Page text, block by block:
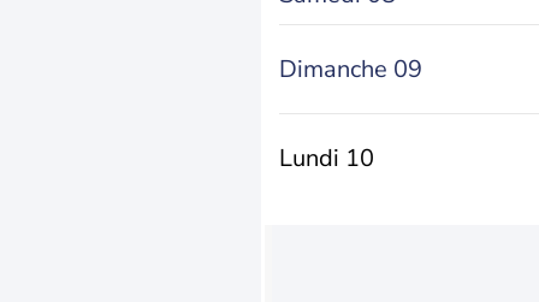
Dimanche 09
Lundi 10